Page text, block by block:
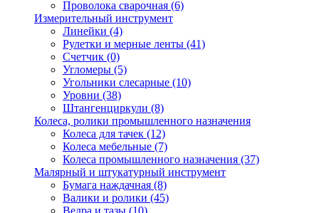
Проволока сварочная (6)
Измерительный инструмент
Линейки (4)
Рулетки и мерные ленты (41)
Счетчик (0)
Угломеры (5)
Угольники слесарные (10)
Уровни (38)
Штангенциркули (8)
Колеса, ролики промышленного назначения
Колеса для тачек (12)
Колеса мебельные (7)
Колеса промышленного назначения (37)
Малярный и штукатурный инструмент
Бумага наждачная (8)
Валики и ролики (45)
Ведра и тазы (10)